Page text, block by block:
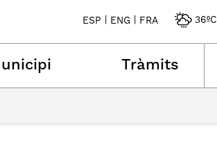
ESP ENG FRA 36ºC
Tràmits